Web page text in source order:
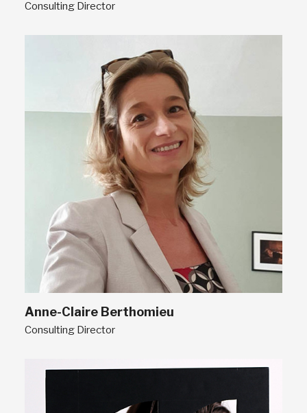
Consulting Director
Anne-Claire Berthomieu
Consulting Director